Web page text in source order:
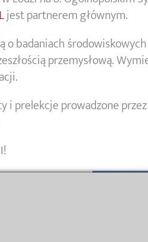
jest partnerem głównym.
badaniach
przemysłową.
i prelekcje prowadzone